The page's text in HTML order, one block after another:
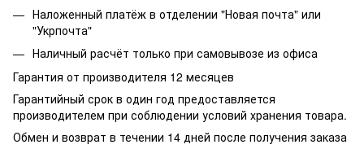
Наложенный платёж в отделении "Новая почта" или
"Укрпочта"
Наличный расчёт только при самовывозе из офиса
Гарантия от производителя 12 месяцев
Гарантийный срок в один год предоставляется
производителем при соблюдении условий хранения товара.
Обмен и возврат в течении 14 дней после получения заказа